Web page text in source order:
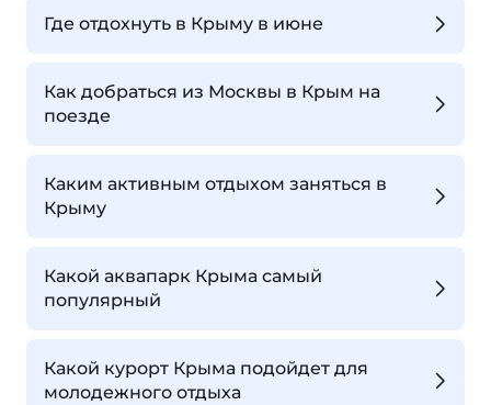
Где отдохнуть в Крыму в июне
Как добраться из Москвы в Крым на
поезде
Каким активным отдыхом заняться в
Крыму
Какой аквапарк Крыма самый
популярный
Какой курорт Крыма подойдет для
молодежного отдыха